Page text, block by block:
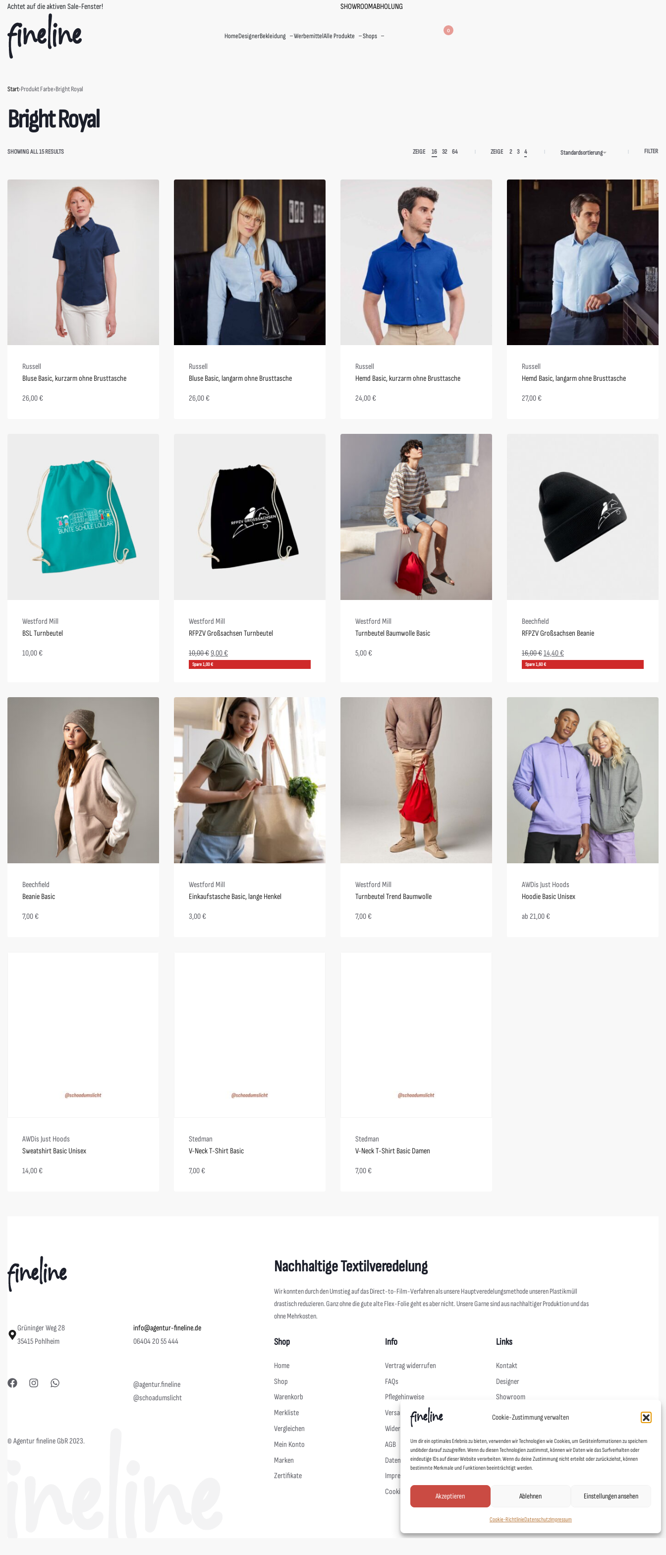
Cookie-Zustimmung verwalten
Um dir ein optimales Erlebnis zu bieten, verwenden wir Technologien wie Cookies, um Geräteinformationen zu speichern
und/oder darauf zuzugreifen. Wenn du diesen Technologien zustimmst, können wir Daten wie das Surfverhalten oder
eindeutige IDs auf dieser Website verarbeiten. Wenn du deine Zustimmung nicht erteilst oder zurückziehst, können
bestimmte Merkmale und Funktionen beeinträchtigt werden.
Akzeptieren Ablehnen Einstellungen ansehen
Cookie-RichtlinieDatenschutzImpressum
Achtet auf die aktiven Sale-Fenster! SHOWROOMABHOLUNG
HomeDesignerBekleidung WerbemittelAlle Produkte Shops
0
Start›Produkt Farbe›Bright Royal
Bright Royal
SHOWING ALL 15 RESULTS ZEIGE 16 32 64 ZEIGE 2 3 4 Standardsortierung FILTER
Russell
Bluse Basic, kurzarm ohne Brusttasche
26,00 €
Russell
Bluse Basic, langarm ohne Brusttasche
26,00 €
Russell
Hemd Basic, kurzarm ohne Brusttasche
24,00 €
Russell
Hemd Basic, langarm ohne Brusttasche
27,00 €
Westford Mill
BSL Turnbeutel
10,00 €
Westford Mill
RFPZV Großsachsen Turnbeutel
10,00€9,00 €
Spare 1,00 €
Westford Mill
Turnbeutel Baumwolle Basic
5,00 €
Beechfield
RFPZV Großsachsen Beanie
16,00€14,40 €
Spare 1,60 €
Beechfield
Beanie Basic
7,00 €
Westford Mill
Einkaufstasche Basic, lange Henkel
3,00 €
Westford Mill
Turnbeutel Trend Baumwolle
7,00 €
AWDis Just Hoods
Hoodie Basic Unisex
ab 21,00 €
AWDis Just Hoods
Sweatshirt Basic Unisex
14,00 €
Stedman
V-Neck T-Shirt Basic
7,00 €
Stedman
V-Neck T-Shirt Basic Damen
7,00 €
Grüninger Weg 28
35415 Pohlheim
info@agentur-fineline.de
06404 20 55 444
@agentur.fineline
@schoadumslicht
© Agentur fineline GbR 2023.
Nachhaltige Textilveredelung
Wir konnten durch den Umstieg auf das Direct-to-Film-Verfahren als unsere Hauptveredelungsmethode unseren Plastikmüll
drastisch reduzieren. Ganz ohne die gute alte Flex-Folie geht es aber nicht. Unsere Garne sind aus nachhaltiger Produktion und das
ohne Mehrkosten.
Shop
Home
Shop
Warenkorb
Merkliste
Vergleichen
Mein Konto
Marken
Zertifikate
Info
Vertrag widerrufen
FAQs
Pflegehinweise
Versand & Lieferung
Widerruf
AGB
Datenschutz
Impressum
Cookie-Richtlinie (EU)
Links
Kontakt
Designer
Showroom
Mein Shop
Schoad ums Licht
DUAFF!